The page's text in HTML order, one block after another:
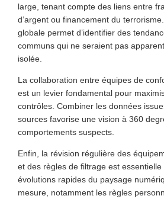
large, tenant compte des liens entre
d’argent ou financement du
globale permet d’identifier des
communs qui ne seraient pas
isolée.
La collaboration entre équipes de
est un levier fondamental pour
contrôles. Combiner les données
sources favorise une vision à 360
comportements suspects.
Enfin, la révision régulière des
et des règles de filtrage est essentielle
évolutions rapides du paysage
mesure, notamment les règles